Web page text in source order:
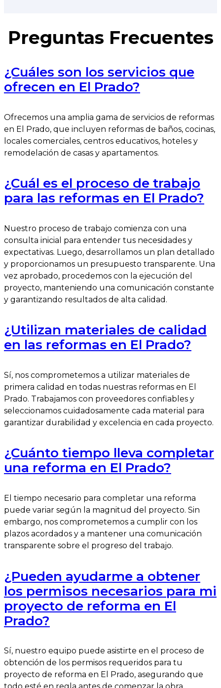
Preguntas Frecuentes
¿Cuáles son los servicios que
ofrecen en El Prado?
Ofrecemos una amplia gama de servicios de reformas
en El Prado, que incluyen reformas de baños, cocinas,
locales comerciales, centros educativos, hoteles y
remodelación de casas y apartamentos.
¿Cuál es el proceso de trabajo
para las reformas en El Prado?
Nuestro proceso de trabajo comienza con una
consulta inicial para entender tus necesidades y
expectativas. Luego, desarrollamos un plan detallado
y proporcionamos un presupuesto transparente. Una
vez aprobado, procedemos con la ejecución del
proyecto, manteniendo una comunicación constante
y garantizando resultados de alta calidad.
¿Utilizan materiales de calidad
en las reformas en El Prado?
Sí, nos comprometemos a utilizar materiales de
primera calidad en todas nuestras reformas en El
Prado. Trabajamos con proveedores confiables y
seleccionamos cuidadosamente cada material para
garantizar durabilidad y excelencia en cada proyecto.
¿Cuánto tiempo lleva completar
una reforma en El Prado?
El tiempo necesario para completar una reforma
puede variar según la magnitud del proyecto. Sin
embargo, nos comprometemos a cumplir con los
plazos acordados y a mantener una comunicación
transparente sobre el progreso del trabajo.
¿Pueden ayudarme a obtener
los permisos necesarios para mi
proyecto de reforma en El
Prado?
Sí, nuestro equipo puede asistirte en el proceso de
obtención de los permisos requeridos para tu
proyecto de reforma en El Prado, asegurando que